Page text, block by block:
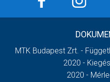
MTK Budapest Zrt. -
2020 -
2020 -